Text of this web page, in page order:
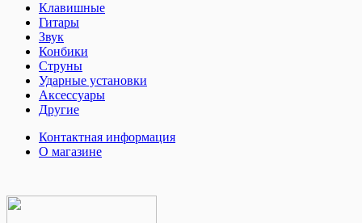
Клавишные
Гитары
Звук
Конбики
Струны
Ударные установки
Аксессуары
Другие
Контактная информация
О магазине